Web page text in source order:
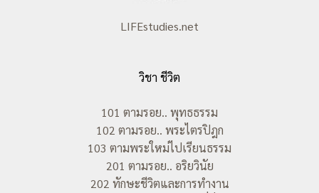
LIFEstudies.net
วิชา ชีวิต
101 ตามรอย.. พุทธธรรม
102 ตามรอย.. พระไตรปิฎก
103 ตามพระใหม่ไปเรียนธรรม
201 ตามรอย.. อริยวินัย
202 ทักษะชีวิตและการทำงาน